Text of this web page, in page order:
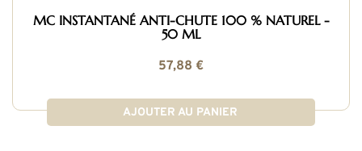
MC INSTANTANÉ ANTI-CHUTE 100 % NATUREL -
50 ML
57,88 €
AJOUTER AU PANIER